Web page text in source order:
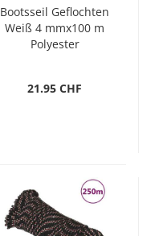
Bootsseil Geflochten
Weiß 4 mmx100 m
Polyester
21.95 CHF